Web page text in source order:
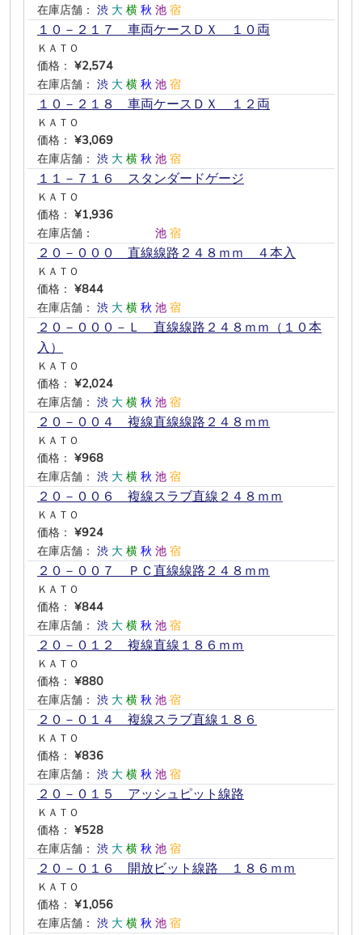
在庫店舗： 渋 大 横 秋 池 宿
１０－２１７ 車両ケースＤＸ １０両
ＫＡＴＯ
価格： ¥2,574
在庫店舗： 渋 大 横 秋 池 宿
１０－２１８ 車両ケースＤＸ １２両
ＫＡＴＯ
価格： ¥3,069
在庫店舗： 渋 大 横 秋 池 宿
１１－７１６ スタンダードゲージ
ＫＡＴＯ
価格： ¥1,936
在庫店舗：
池 宿
２０－０００ 直線線路２４８ｍｍ ４本入
ＫＡＴＯ
価格： ¥844
在庫店舗： 渋 大 横 秋 池 宿
２０－０００－Ｌ 直線線路２４８ｍｍ（１０本
入）
ＫＡＴＯ
価格： ¥2,024
在庫店舗： 渋 大 横 秋 池 宿
２０－００４ 複線直線線路２４８ｍｍ
ＫＡＴＯ
価格： ¥968
在庫店舗： 渋 大 横 秋 池 宿
２０－００６ 複線スラブ直線２４８ｍｍ
ＫＡＴＯ
価格： ¥924
在庫店舗： 渋 大 横 秋 池 宿
２０－００７ ＰＣ直線線路２４８ｍｍ
ＫＡＴＯ
価格： ¥844
在庫店舗： 渋 大 横 秋 池 宿
２０－０１２ 複線直線１８６ｍｍ
ＫＡＴＯ
価格： ¥880
在庫店舗： 渋 大 横 秋 池 宿
２０－０１４ 複線スラブ直線１８６
ＫＡＴＯ
価格： ¥836
在庫店舗： 渋 大 横 秋 池 宿
２０－０１５ アッシュピット線路
ＫＡＴＯ
価格： ¥528
在庫店舗： 渋 大 横 秋 池 宿
２０－０１６ 開放ビット線路 １８６ｍｍ
ＫＡＴＯ
価格： ¥1,056
在庫店舗： 渋 大 横 秋 池 宿